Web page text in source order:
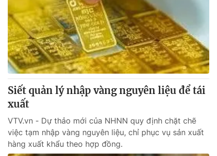
Liên hệ quảng cáo:024-7300.7108
® Cấm sao chép dưới mọi hình thức nếu không có sự chấp
thuận bằng văn bản. Ghi rõ nguồn VTV.vn khi phát hành lại
Siết quản lý nhập vàng nguyên liệu để tái
xuất
VTV.vn - Dự thảo mới của NHNN quy định chặt chẽ
việc tạm nhập vàng nguyên liệu, chỉ phục vụ sản xuất
hàng xuất khẩu theo hợp đồng.